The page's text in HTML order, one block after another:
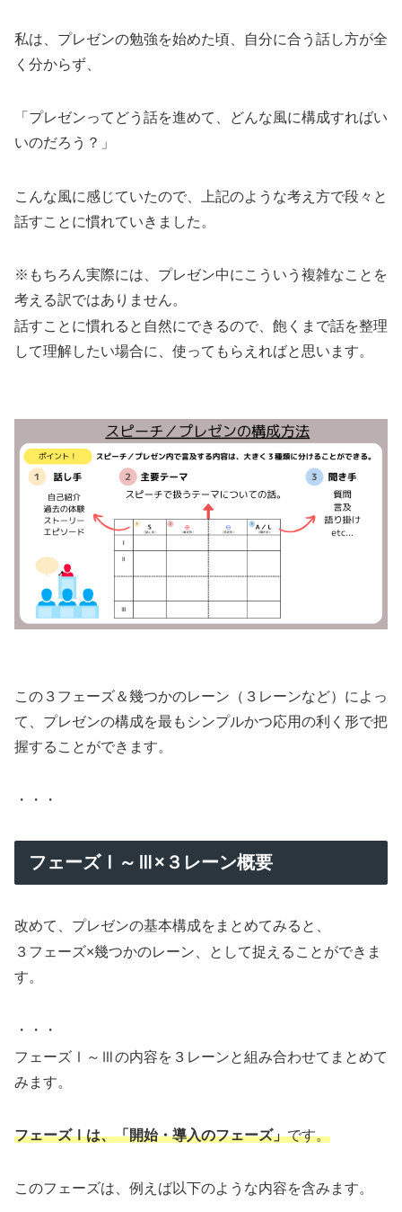
私は、プレゼンの勉強を始めた頃、自分に合う話し方が全
く分からず、
「プレゼンってどう話を進めて、どんな風に構成すればい
いのだろう？」
こんな風に感じていたので、上記のような考え方で段々と
話すことに慣れていきました。
※もちろん実際には、プレゼン中にこういう複雑なことを
考える訳ではありません。
話すことに慣れると自然にできるので、飽くまで話を整理
して理解したい場合に、使ってもらえればと思います。
この３フェーズ＆幾つかのレーン（３レーンなど）によっ
て、プレゼンの構成を最もシンプルかつ応用の利く形で把
握することができます。
・・・
フェーズⅠ～Ⅲ×３レーン概要
改めて、プレゼンの基本構成をまとめてみると、
３フェーズ×幾つかのレーン、として捉えることができま
す。
・・・
フェーズⅠ～Ⅲの内容を３レーンと組み合わせてまとめて
みます。
フェーズⅠは、「開始・導入のフェーズ」です。
このフェーズは、例えば以下のような内容を含みます。